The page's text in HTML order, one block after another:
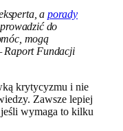
a porady
do
mogą
Raport Fundacji
krytycyzmu i nie
Zawsze lepiej
wymaga to kilku